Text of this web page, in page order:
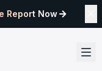
Report Now